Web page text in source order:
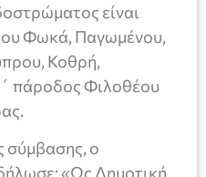
είναι
Φωκά, Παγωμένου,
Κοθρή,
πάροδος Φιλοθέου
σύμβασης, ο
«Ως Δημοτική